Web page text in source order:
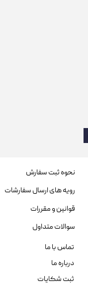
نحوه ثبت سفارش
رویه های ارسال سفارشات
قوانین و مقررات
سوالات متداول
تماس با ما
درباره ما
ثبت شکایات